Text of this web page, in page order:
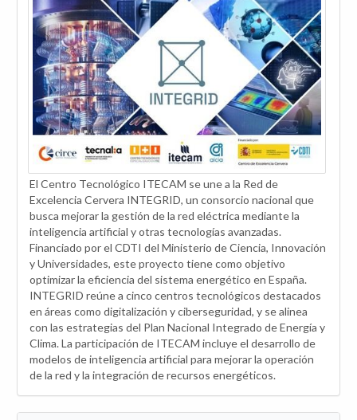
El Centro Tecnológico ITECAM se une a la Red de
Excelencia Cervera INTEGRID, un consorcio nacional que
busca mejorar la gestión de la red eléctrica mediante la
inteligencia artificial y otras tecnologías avanzadas.
Financiado por el CDTI del Ministerio de Ciencia, Innovación
y Universidades, este proyecto tiene como objetivo
optimizar la eficiencia del sistema energético en España.
INTEGRID reúne a cinco centros tecnológicos destacados
en áreas como digitalización y ciberseguridad, y se alinea
con las estrategias del Plan Nacional Integrado de Energía y
Clima. La participación de ITECAM incluye el desarrollo de
modelos de inteligencia artificial para mejorar la operación
de la red y la integración de recursos energéticos.